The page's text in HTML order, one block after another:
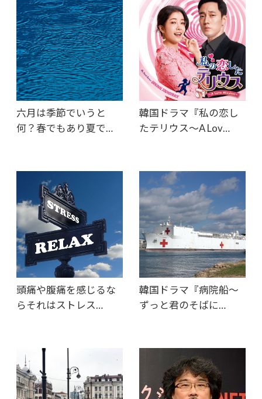
六月は季節でいうと
何？春でもあり夏で…
韓国ドラマ『私の恋し
たテリウス〜A Lov…
頭痛や腹痛を感じるな
らそれはストレス…
韓国ドラマ『病院船〜
ずっと君のそばに…